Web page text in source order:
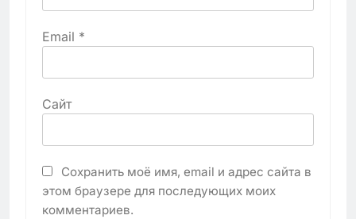
Email *
Сайт
Сохранить моё имя, email и адрес сайта в
этом браузере для последующих моих
комментариев.